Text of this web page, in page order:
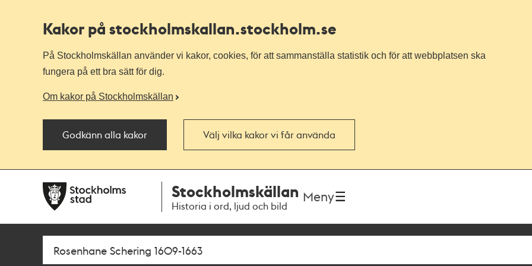
Kakor på stockholmskallan.stockholm.se
På Stockholmskällan använder vi kakor, cookies, för att sammanställa statistik och för att webbplatsen ska
fungera på ett bra sätt för dig.
Om kakor på Stockholmskällan
Godkänn alla kakor Välj vilka kakor vi får använda
navigationen
huvudinnehållet
Stockholmskällan
Historia i ord, ljud och bild
Meny
Sök